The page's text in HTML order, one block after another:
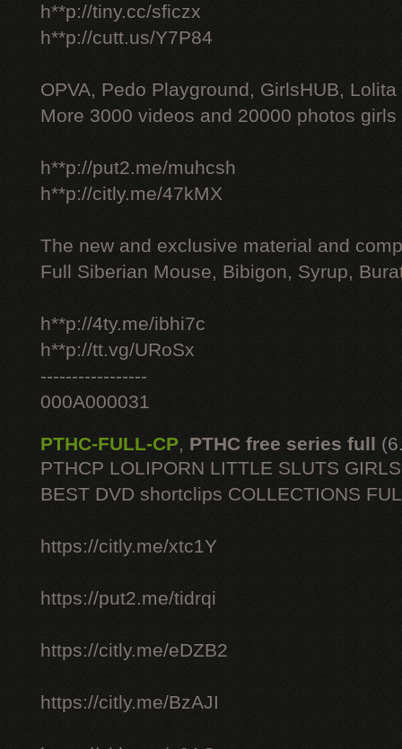
h**p://tiny.cc/sficzx
h**p://cutt.us/Y7P84
OPVA, Pedo Playground, GirlsHUB, Lolita
More 3000 videos and 20000 photos
h**p://put2.me/muhcsh
h**p://citly.me/47kMX
The new and exclusive material and
Full Siberian Mouse, Bibigon, Syrup,
h**p://4ty.me/ibhi7c
h**p://tt.vg/URoSx
-----------------
000A000031
PTHC-FULL-CP, PTHC free series full
PTHCP LOLIPORN LITTLE SLUTS
BEST DVD shortclips COLLECTIONS
https://citly.me/xtc1Y
https://put2.me/tidrqi
https://citly.me/eDZB2
https://citly.me/BzAJI